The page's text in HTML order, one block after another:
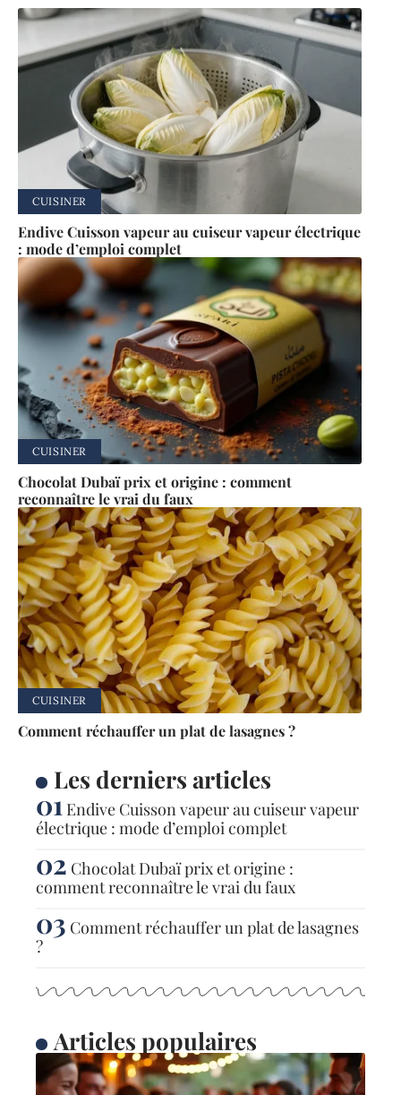
CUISINER
Endive Cuisson vapeur au cuiseur vapeur électrique
: mode d’emploi complet
CUISINER
Chocolat Dubaï prix et origine : comment
reconnaître le vrai du faux
CUISINER
Comment réchauffer un plat de lasagnes ?
Les derniers articles
Endive Cuisson vapeur au cuiseur vapeur
électrique : mode d’emploi complet
Chocolat Dubaï prix et origine :
comment reconnaître le vrai du faux
Comment réchauffer un plat de lasagnes
?
Articles populaires